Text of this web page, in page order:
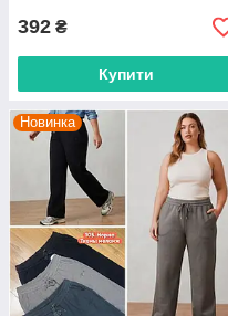
392 ₴
Купити
Новинка